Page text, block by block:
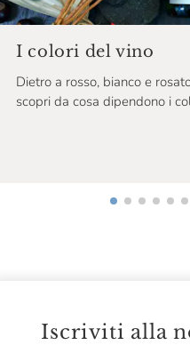
Chiarli
Chloé & Solenne Faÿ
Cincinnato
Cinque Campi
I colori del vino
Dietro a rosso, bianco e
scopri da cosa dipendono i
Iscriviti alla